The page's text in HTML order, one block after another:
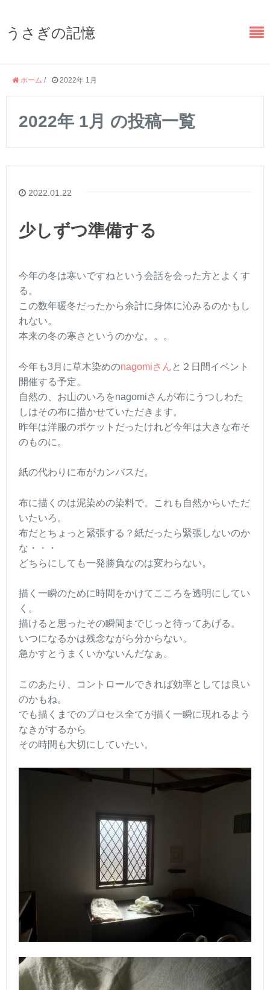
うさぎの記憶
ホーム / 2022年 1月
2022年 1月 の投稿一覧
2022.01.22
少しずつ準備する
今年の冬は寒いですねという会話を会った方とよくす
る。
この数年暖冬だったから余計に身体に沁みるのかもし
れない。
本来の冬の寒さというのかな。。。
今年も3月に草木染めのnagomiさん と２日間イベント
開催する予定。
自然の、お山のいろをnagomiさんが布にうつしわた
しはその布に描かせていただきます。
昨年は洋服のポケットだったけれど今年は大きな布そ
のものに。
紙の代わりに布がカンバスだ。
布に描くのは泥染めの染料で。これも自然からいただ
いたいろ。
布だとちょっと緊張する？紙だったら緊張しないのか
な・・・
どちらにしても一発勝負なのは変わらない。
描く一瞬のために時間をかけてこころを透明にしてい
く。
描けると思ったその瞬間までじっと待ってあげる。
いつになるかは残念ながら分からない。
急かすとうまくいかないんだなぁ。
このあたり、コントロールできれば効率としては良い
のかもね。
でも描くまでのプロセス全てが描く一瞬に現れるよう
なきがするから
その時間も大切にしていたい。